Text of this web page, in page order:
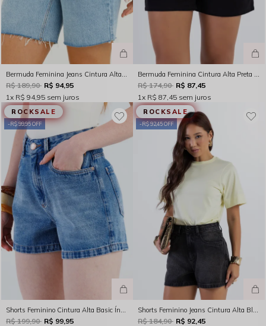
Bermuda Feminina Jeans Cintura Alta Bainha a Fio Indigo Claro - 244010
R$ 189,90 R$ 94,95
1x R$ 94,95 sem juros
Bermuda Feminina Cintura Alta Preta Rocksham – 254041
R$ 174,90 R$ 87,45
1x R$ 87,45 sem juros
R$ 99,95 OFF
ROCKSALE
Shorts Feminino Cintura Alta Basic Índigo Escuro Rocksham - 253059
R$ 199,90 R$ 99,95
R$ 92,45 OFF
ROCKSALE
Shorts Feminino Jeans Cintura Alta Black Stone Rocksham – 254037
R$ 184,90 R$ 92,45